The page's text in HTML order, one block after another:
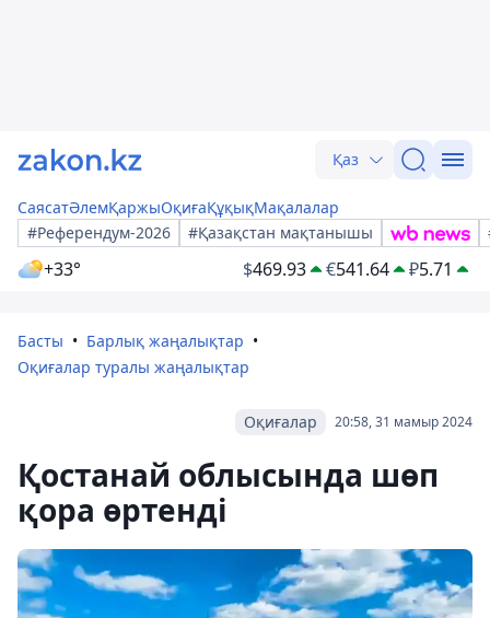
Қаз
СаясатӘлемҚаржыОқиғаҚұқықМақалалар
#Референдум-2026
#Қазақстан мақтанышы
+33° $469.93 €541.64 ₽5.71
Басты
Барлық жаңалықтар
Оқиғалар туралы жаңалықтар
20:58, 31 мамыр 2024
Оқиғалар
Қостанай облысында шөп
қора өртенді